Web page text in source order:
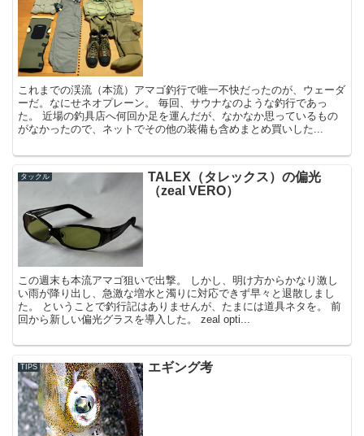
これまでの渓流（本流）アマゴ釣行で唯一不快だったのが、ウェーダ
ーだ。なにせネオプレーン。 毎回、サウナなのような釣行であっ
た。 近場の釣具店へ何回か足を運んだが、なかなか思っているもの
がなかったので、ネットでその他の装備も含めまとめ買いした...
タックル
TALEX（タレックス）の偏光
（zeal VERO）
この週末も本流アマゴ狙いで出撃。 しかし、明け方からかなり激し
い雨が降り出し、急激な増水と濁りに対応できず早々と退散しまし
た。 ということで釣行記はありませんが、たまには道具ネタを。 前
回から新しい偏光グラスを導入した。 zeal opti...
TIPS エギング考